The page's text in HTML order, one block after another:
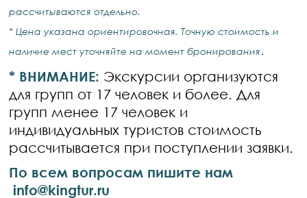
рассчитываются отдельно.
* Цена указана ориентировочная. Точную стоимость и
наличие мест уточняйте на момент бронирования.
* ВНИМАНИЕ: Экскурсии организуются
для групп от 17 человек и более. Для
групп менее 17 человек и
индивидуальных туристов стоимость
рассчитывается при поступлении заявки.
По всем вопросам пишите нам
info@kingtur.ru